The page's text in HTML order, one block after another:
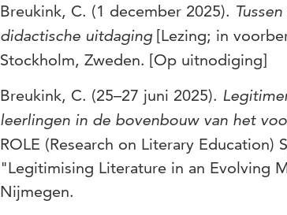
Breukink, C. (1 december 2025).
didactische uitdaging [Lezing; in
Stockholm, Zweden. [Op uitnodiging]
Breukink, C. (25–27 juni 2025).
leerlingen in de bovenbouw van het
ROLE (Research on Literary
"Legitimising Literature in an Evolving
Nijmegen.